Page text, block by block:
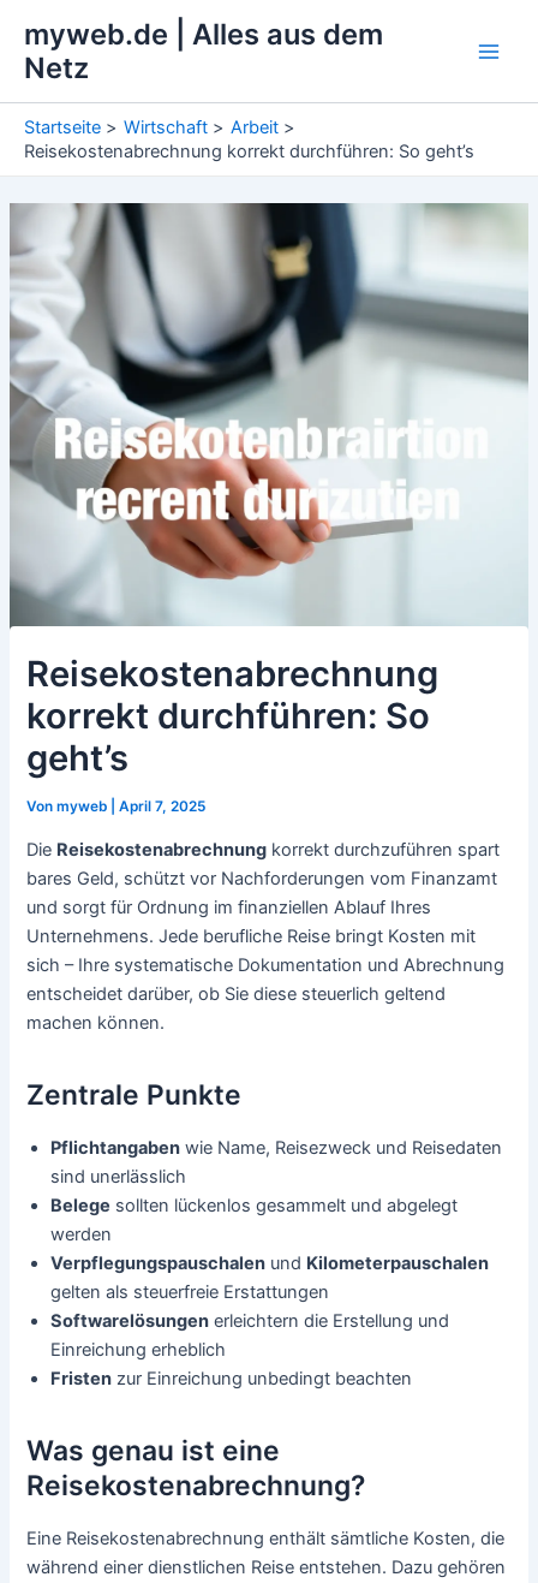
Inhalt
springen
myweb.de | Alles aus dem
Netz
Startseite Wirtschaft
Arbeit
Reisekostenabrechnung korrekt durchführen: So geht’s
Reisekostenabrechnung
korrekt durchführen: So
geht’s
Vonmyweb |April 7, 2025
Die Reisekostenabrechnung korrekt durchzuführen spart
bares Geld, schützt vor Nachforderungen vom Finanzamt
und sorgt für Ordnung im finanziellen Ablauf Ihres
Unternehmens. Jede berufliche Reise bringt Kosten mit
sich – Ihre systematische Dokumentation und Abrechnung
entscheidet darüber, ob Sie diese steuerlich geltend
machen können.
Zentrale Punkte
Pflichtangaben wie Name, Reisezweck und Reisedaten
sind unerlässlich
Belege sollten lückenlos gesammelt und abgelegt
werden
Verpflegungspauschalen und Kilometerpauschalen
gelten als steuerfreie Erstattungen
Softwarelösungen erleichtern die Erstellung und
Einreichung erheblich
Fristen zur Einreichung unbedingt beachten
Was genau ist eine
Reisekostenabrechnung?
Eine Reisekostenabrechnung enthält sämtliche Kosten, die
während einer dienstlichen Reise entstehen. Dazu gehören